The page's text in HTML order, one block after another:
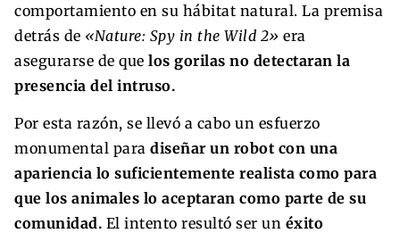
comportamiento en su hábitat natural. La premisa
detrás de «Nature: Spy in the Wild 2» era
asegurarse de que los gorilas no detectaran la
presencia del intruso.
Por esta razón, se llevó a cabo un esfuerzo
monumental para diseñar un robot con una
apariencia lo suficientemente realista como para
que los animales lo aceptaran como parte de su
comunidad. El intento resultó ser un éxito